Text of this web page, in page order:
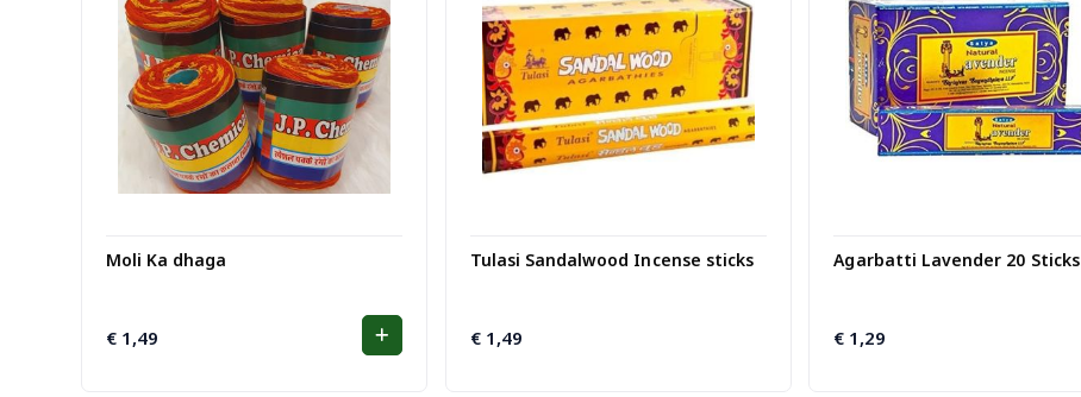
Moli Ka dhaga
€1,49
Tulasi Sandalwood Incense sticks
€1,49
Agarbatti Lavender 20 Sticks
€ 1,29